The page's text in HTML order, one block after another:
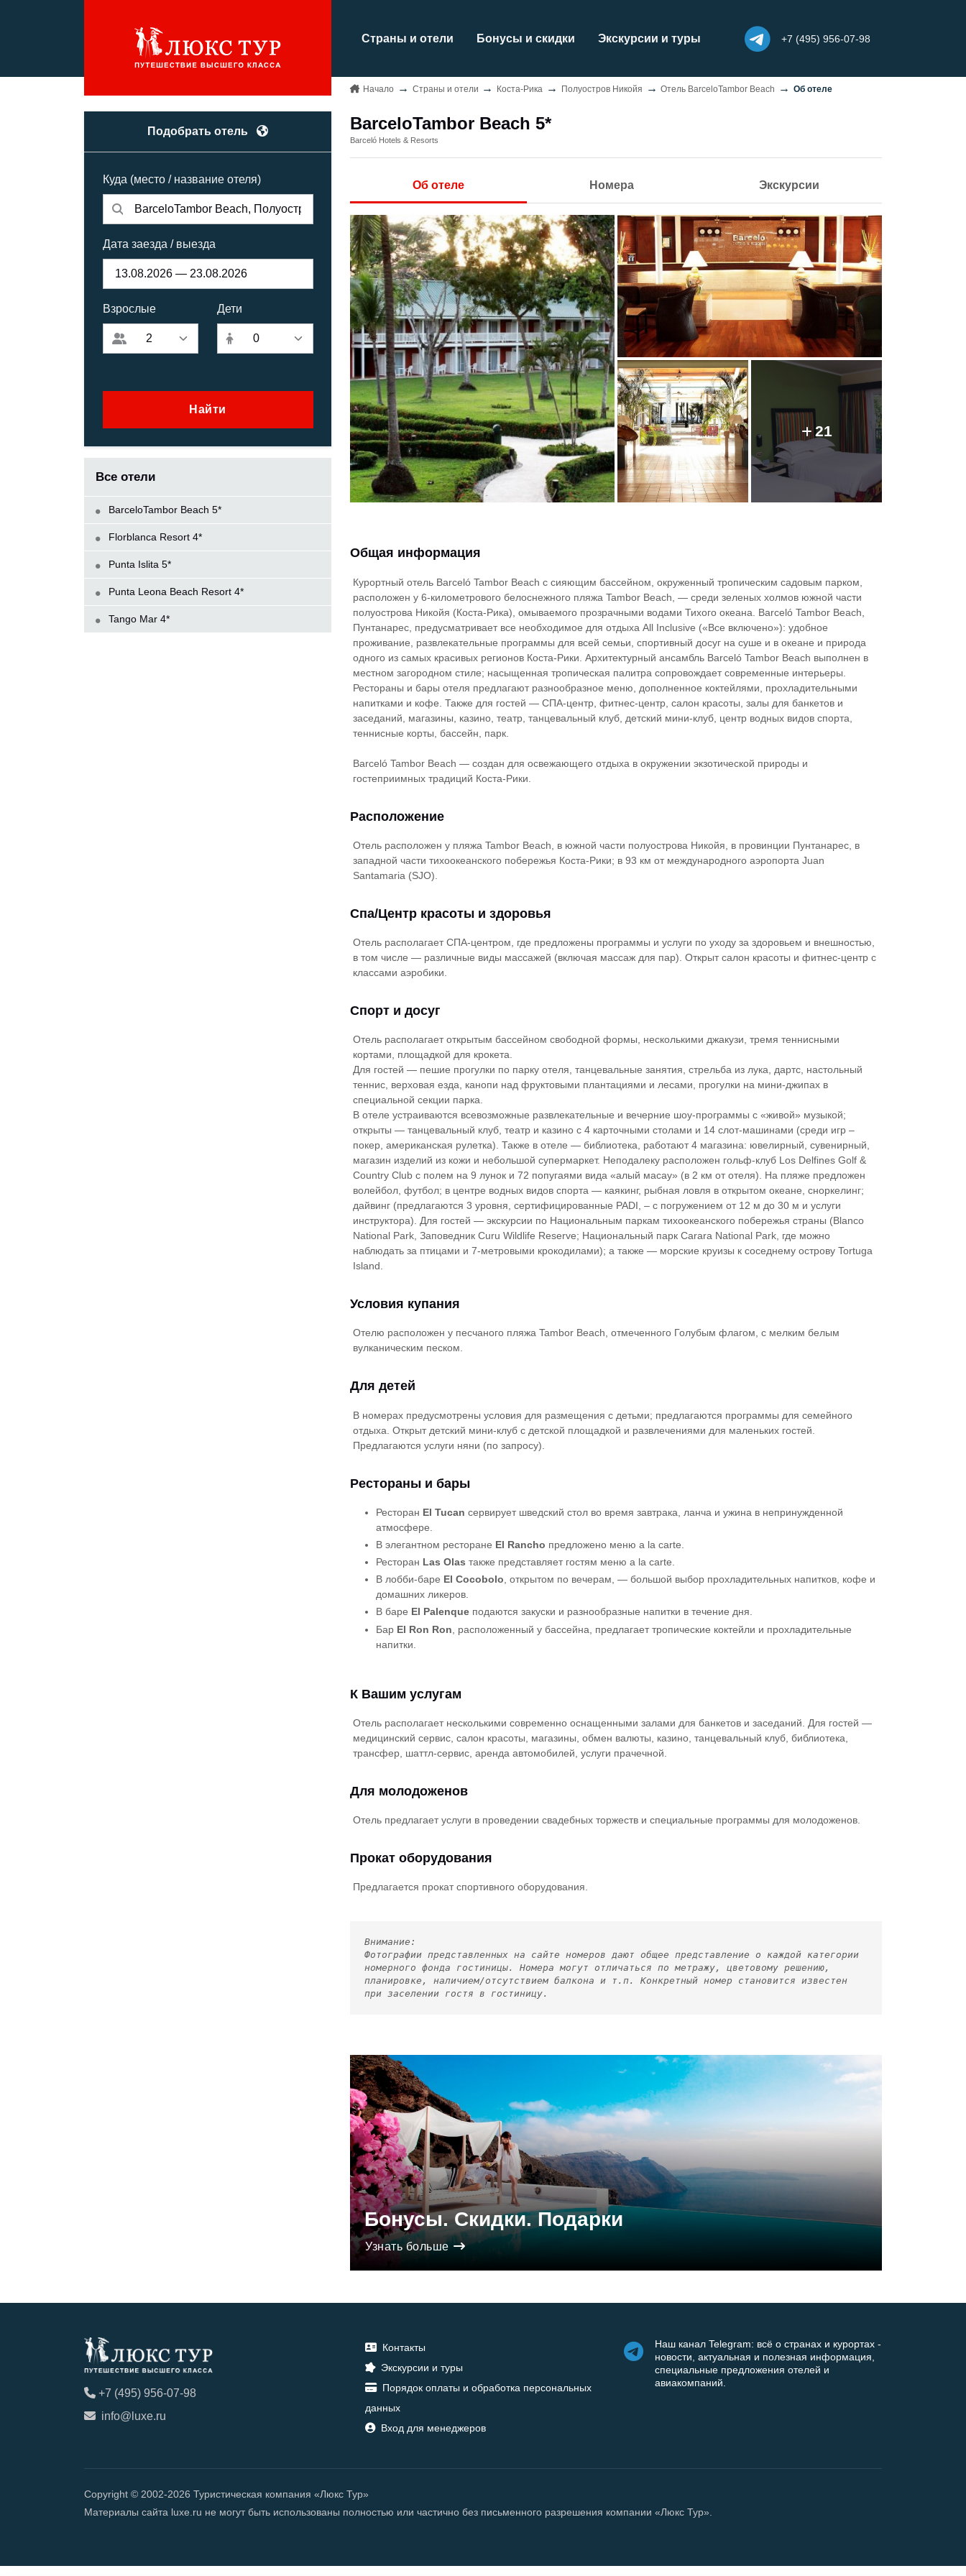
Страны и отели Бонусы и скидки Экскурсии и туры +7 (495) 956-07-98
Подобрать отель
Куда (место / название отеля)
Дата заезда / выезда
Взрослые Дети
Найти
Все отели
BarceloTambor Beach 5*
Florblanca Resort 4*
Punta Islita 5*
Punta Leona Beach Resort 4*
Tango Mar 4*
Начало Страны и отели Коста-Рика Полуостров Никойя Отель BarceloTambor Beach Об отеле
BarceloTambor Beach 5*
Barceló Hotels & Resorts
Об отеле Номера Экскурсии
21
Общая информация
Курортный отель Barceló Tambor Beach с сияющим бассейном, окруженный тропическим садовым парком,
расположен у 6-километрового белоснежного пляжа Tambor Beach, — среди зеленых холмов южной части
полуострова Никойя (Коста-Рика), омываемого прозрачными водами Тихого океана. Barceló Tambor Beach,
Пунтанарес, предусматривает все необходимое для отдыха All Inclusive («Все включено»): удобное
проживание, развлекательные программы для всей семьи, спортивный досуг на суше и в океане и природа
одного из самых красивых регионов Коста-Рики. Архитектурный ансамбль Barceló Tambor Beach выполнен в
местном загородном стиле; насыщенная тропическая палитра сопровождает современные интерьеры.
Рестораны и бары отеля предлагают разнообразное меню, дополненное коктейлями, прохладительными
напитками и кофе. Также для гостей — СПА-центр, фитнес-центр, салон красоты, залы для банкетов и
заседаний, магазины, казино, театр, танцевальный клуб, детский мини-клуб, центр водных видов спорта,
теннисные корты, бассейн, парк.
Barceló Tambor Beach — создан для освежающего отдыха в окружении экзотической природы и
гостеприимных традиций Коста-Рики.
Расположение
Отель расположен у пляжа Tambor Beach, в южной части полуострова Никойя, в провинции Пунтанарес, в
западной части тихоокеанского побережья Коста-Рики; в 93 км от международного аэропорта Juan
Santamaria (SJO).
Спа/Центр красоты и здоровья
Отель располагает СПА-центром, где предложены программы и услуги по уходу за здоровьем и внешностью,
в том числе — различные виды массажей (включая массаж для пар). Открыт салон красоты и фитнес-центр с
классами аэробики.
Спорт и досуг
Отель располагает открытым бассейном свободной формы, несколькими джакузи, тремя теннисными
кортами, площадкой для крокета.
Для гостей — пешие прогулки по парку отеля, танцевальные занятия, стрельба из лука, дартс, настольный
теннис, верховая езда, канопи над фруктовыми плантациями и лесами, прогулки на мини-джипах в
специальной секции парка.
В отеле устраиваются всевозможные развлекательные и вечерние шоу-программы с «живой» музыкой;
открыты — танцевальный клуб, театр и казино с 4 карточными столами и 14 слот-машинами (среди игр –
покер, американская рулетка). Также в отеле — библиотека, работают 4 магазина: ювелирный, сувенирный,
магазин изделий из кожи и небольшой супермаркет. Неподалеку расположен гольф-клуб Los Delfines Golf &
Country Club с полем на 9 лунок и 72 попугаями вида «алый масау» (в 2 км от отеля). На пляже предложен
волейбол, футбол; в центре водных видов спорта — каякинг, рыбная ловля в открытом океане, сноркелинг;
дайвинг (предлагаются 3 уровня, сертифицированные PADI, – с погружением от 12 м до 30 м и услуги
инструктора). Для гостей — экскурсии по Национальным паркам тихоокеанского побережья страны (Blanco
National Park, Заповедник Curu Wildlife Reserve; Национальный парк Carara National Park, где можно
наблюдать за птицами и 7-метровыми крокодилами); а также — морские круизы к соседнему острову Tortuga
Island.
Условия купания
Отелю расположен у песчаного пляжа Tambor Beach, отмеченного Голубым флагом, с мелким белым
вулканическим песком.
Для детей
В номерах предусмотрены условия для размещения с детьми; предлагаются программы для семейного
отдыха. Открыт детский мини-клуб с детской площадкой и развлечениями для маленьких гостей.
Предлагаются услуги няни (по запросу).
Рестораны и бары
Ресторан El Tucan сервирует шведский стол во время завтрака, ланча и ужина в непринужденной
атмосфере.
В элегантном ресторане El Rancho предложено меню a la carte.
Ресторан Las Olas также представляет гостям меню a la carte.
В лобби-баре El Cocobolo, открытом по вечерам, — большой выбор прохладительных напитков, кофе и
домашних ликеров.
В баре El Palenque подаются закуски и разнообразные напитки в течение дня.
Бар El Ron Ron , расположенный у бассейна, предлагает тропические коктейли и прохладительные
напитки.
К Вашим услугам
Отель располагает несколькими современно оснащенными залами для банкетов и заседаний. Для гостей —
медицинский сервис, салон красоты, магазины, обмен валюты, казино, танцевальный клуб, библиотека,
трансфер, шаттл-сервис, аренда автомобилей, услуги прачечной.
Для молодоженов
Отель предлагает услуги в проведении свадебных торжеств и специальные программы для молодоженов.
Прокат оборудования
Предлагается прокат спортивного оборудования.
Внимание:
Фотографии представленных на сайте номеров дают общее представление о каждой категории
номерного фонда гостиницы. Номера могут отличаться по метражу, цветовому решению,
планировке, наличием/отсутствием балкона и т.п. Конкретный номер становится известен
при заселении гостя в гостиницу.
Бонусы. Скидки. Подарки
Узнать больше
+7 (495) 956-07-98
info@luxe.ru
Контакты
Экскурсии и туры
Порядок оплаты и обработка персональных
данных
Вход для менеджеров
Наш канал Telegram: всё о странах и курортах -
новости, актуальная и полезная информация,
специальные предложения отелей и
авиакомпаний.
Copyright © 2002-2026 Туристическая компания «Люкс Тур»
Материалы сайта luxe.ru не могут быть использованы полностью или частично без письменного разрешения компании «Люкс Тур».